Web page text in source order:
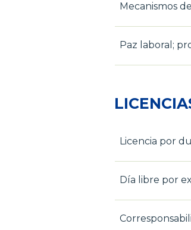
Mecanismos
Paz laboral;
Licencia por
Día libre por